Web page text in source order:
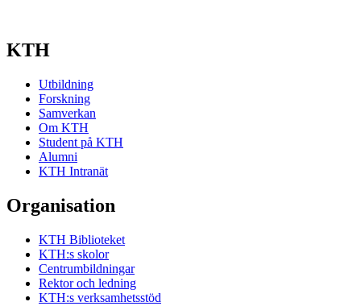
KTH
Utbildning
Forskning
Samverkan
Om KTH
Student på KTH
Alumni
KTH Intranät
Organisation
KTH Biblioteket
KTH:s skolor
Centrumbildningar
Rektor och ledning
KTH:s verksamhetsstöd